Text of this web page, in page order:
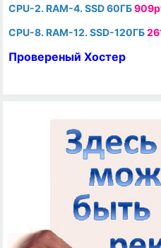
CPU-2. RAM-4. SSD 60ГБ
CPU-8. RAM-12. SSD-120ГБ
Провереный Хостер